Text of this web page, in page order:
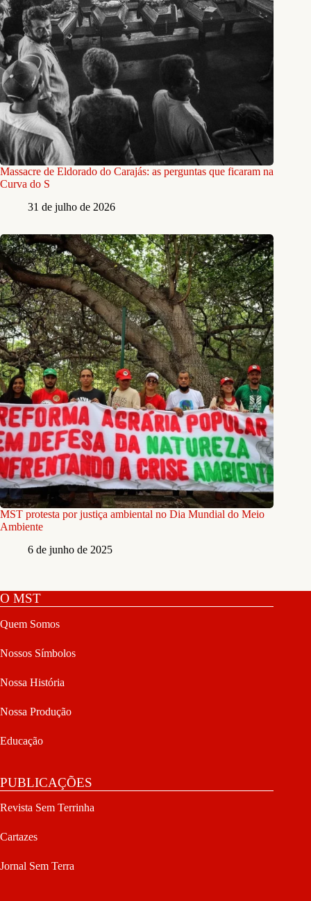
Massacre de Eldorado do Carajás: as perguntas que ficaram na
Curva do S
31 de julho de 2026
MST protesta por justiça ambiental no Dia Mundial do Meio
Ambiente
6 de junho de 2025
O MST
Quem Somos
Nossos Símbolos
Nossa História
Nossa Produção
Educação
PUBLICAÇÕES
Revista Sem Terrinha
Cartazes
Jornal Sem Terra